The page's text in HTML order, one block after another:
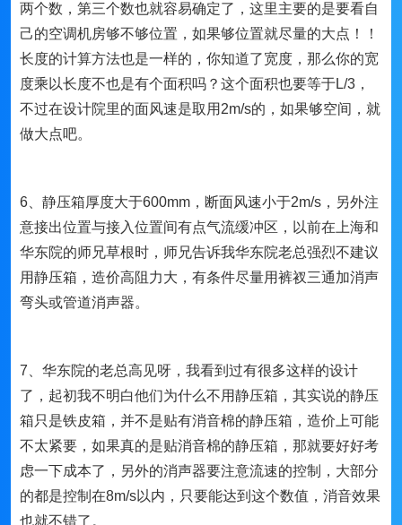
两个数，第三个数也就容易确定了，这里主要的是要看自
己的空调机房够不够位置，如果够位置就尽量的大点！！
长度的计算方法也是一样的，你知道了宽度，那么你的宽
度乘以长度不也是有个面积吗？这个面积也要等于L/3，
不过在设计院里的面风速是取用2m/s的，如果够空间，就
做大点吧。
6、静压箱厚度大于600mm，断面风速小于2m/s，另外注
意接出位置与接入位置间有点气流缓冲区，以前在上海和
华东院的师兄草根时，师兄告诉我华东院老总强烈不建议
用静压箱，造价高阻力大，有条件尽量用裤衩三通加消声
弯头或管道消声器。
7、华东院的老总高见呀，我看到过有很多这样的设计
了，起初我不明白他们为什么不用静压箱，其实说的静压
箱只是铁皮箱，并不是贴有消音棉的静压箱，造价上可能
不太紧要，如果真的是贴消音棉的静压箱，那就要好好考
虑一下成本了，另外的消声器要注意流速的控制，大部分
的都是控制在8m/s以内，只要能达到这个数值，消音效果
也就不错了。